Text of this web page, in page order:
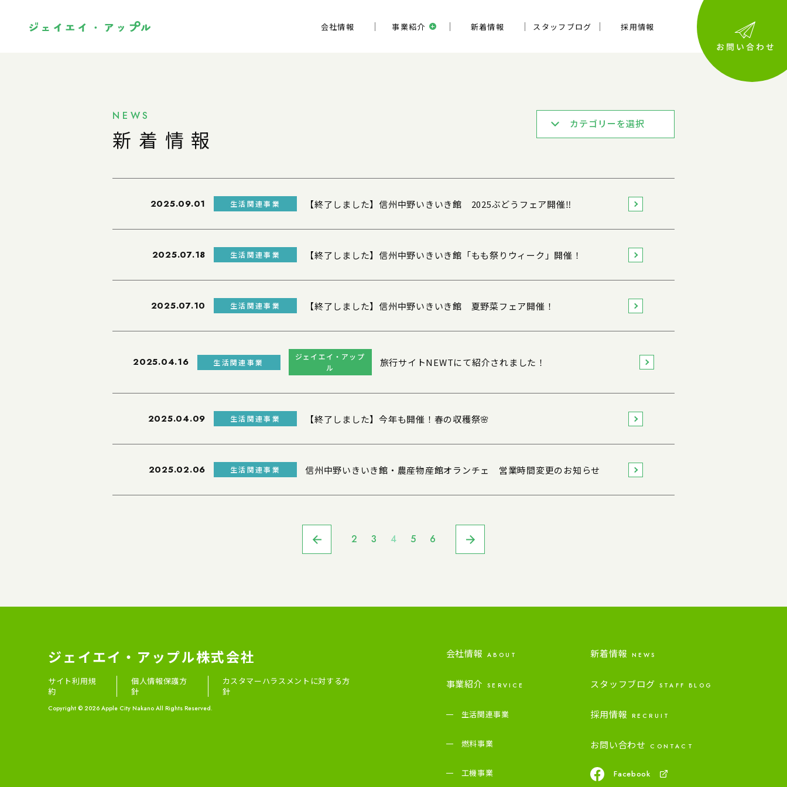
会社情報 事業紹介 新着情報 スタッフブログ 採用情報
NEWS
新着情報
カテゴリーを選択
2025.09.01 生活関連事業 【終了しました】信州中野いきいき館 2025ぶどうフェア開催‼
2025.07.18 生活関連事業 【終了しました】信州中野いきいき館「もも祭りウィーク」開催！
2025.07.10 生活関連事業 【終了しました】信州中野いきいき館 夏野菜フェア開催！
2025.04.16 生活関連事業
ジェイエイ・アップ
ル
旅行サイトNEWTにて紹介されました！
2025.04.09 生活関連事業 【終了しました】今年も開催！春の収穫祭🌸
2025.02.06 生活関連事業 信州中野いきいき館・農産物産館オランチェ 営業時間変更のお知らせ
2 3 4 5 6
ジェイエイ・アップル株式会社
サイト利用規
約
個人情報保護方
針
カスタマーハラスメントに対する方
針
Copyright © 2026 Apple City Nakano All Rights Reserved.
会社情報 ABOUT
事業紹介 SERVICE
生活関連事業
燃料事業
工機事業
新着情報 NEWS
スタッフブログ STAFF BLOG
採用情報 RECRUIT
お問い合わせ CONTACT
Facebook